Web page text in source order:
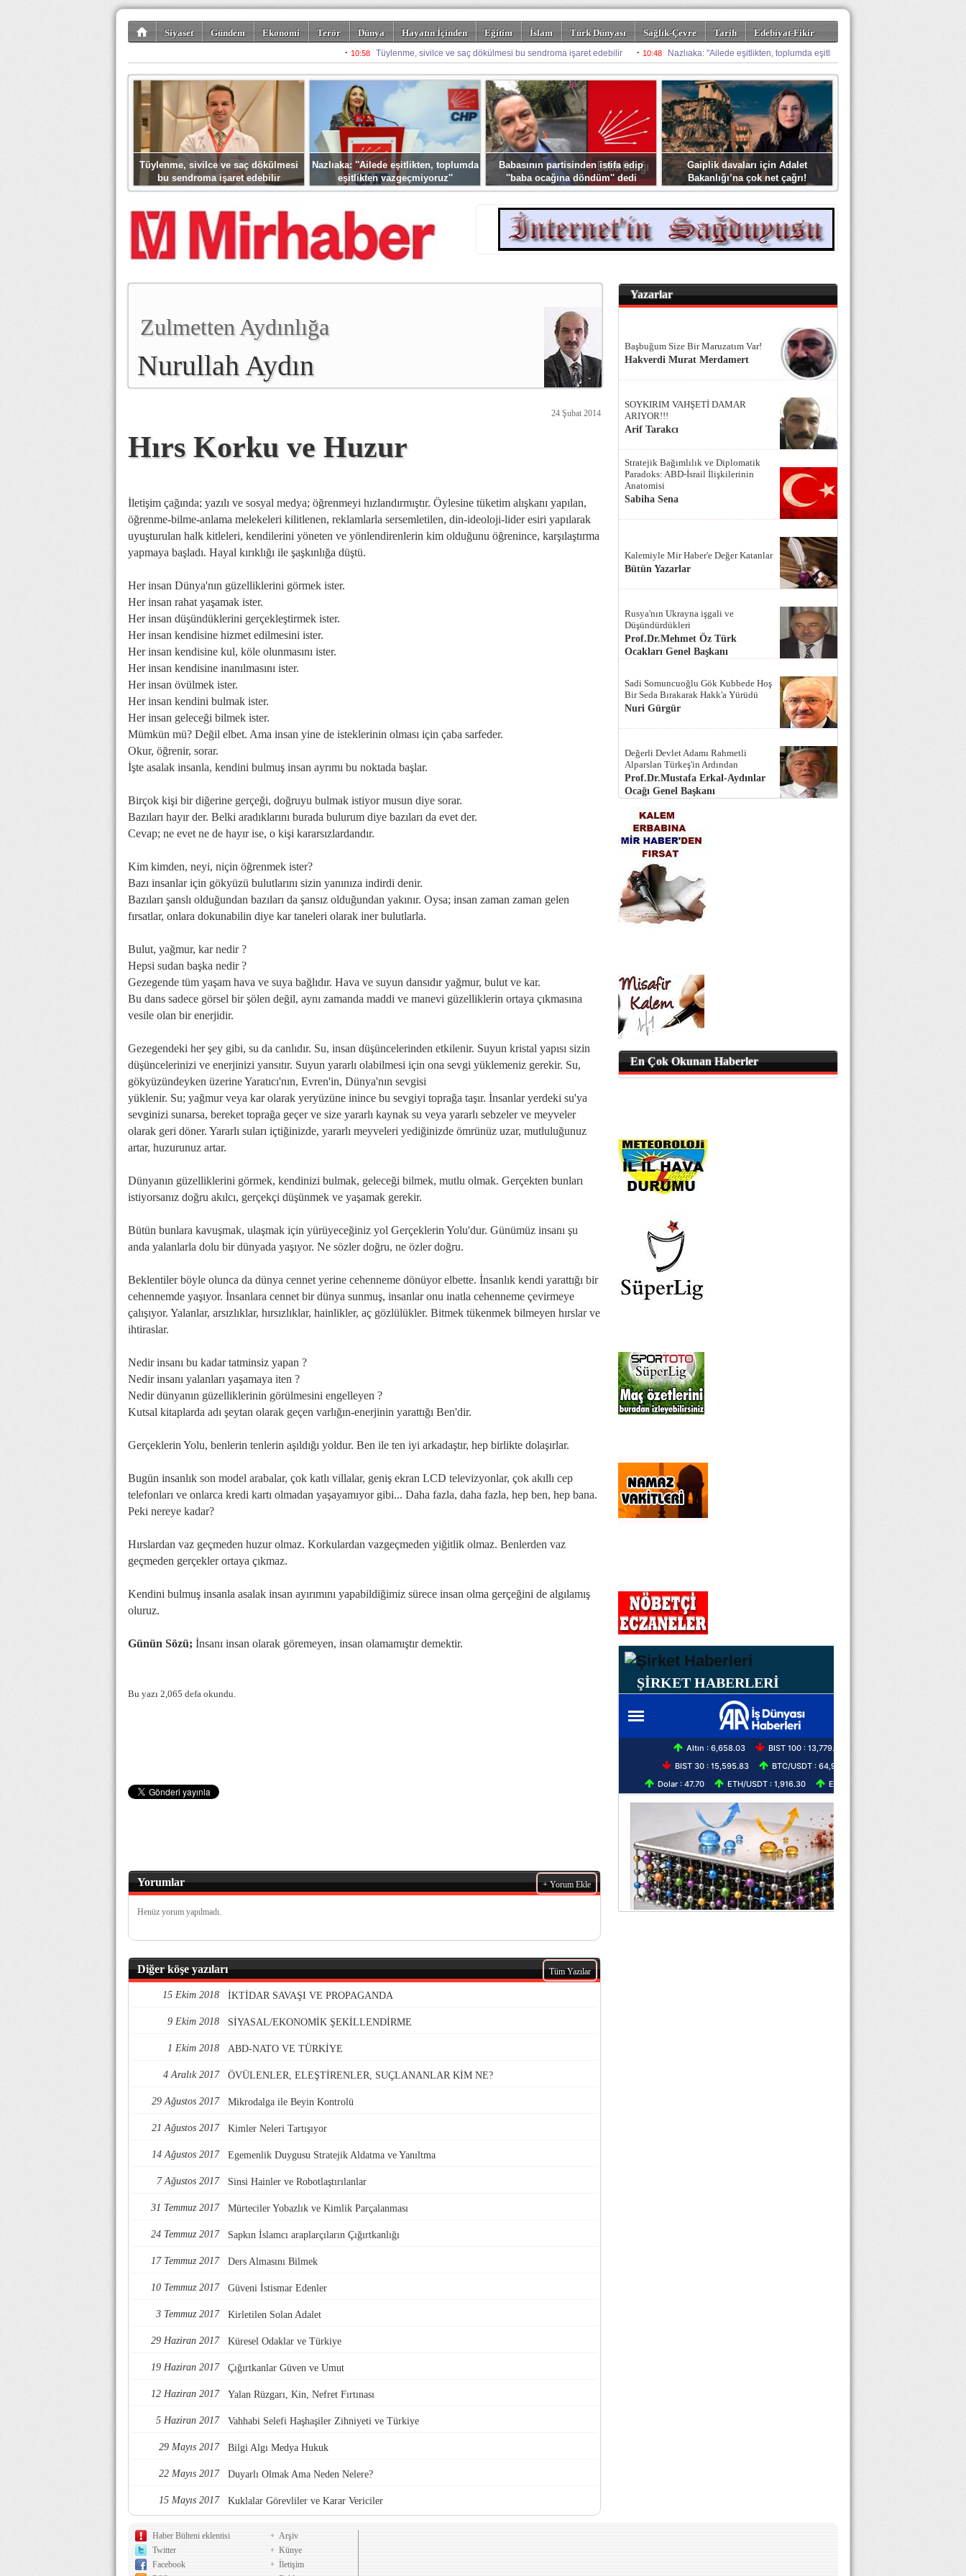
Siyaset Gündem Ekonomi Terör Dünya Hayatın İçinden Eğitim İslam Türk Dünyası Sağlık-Çevre Tarih
Edebiyat-Fikir
Spor Misafir Kalem Foto Galeriler
Tüylenme, sivilce ve saç dökülmesi
bu sendroma işaret edebilir
Nazlıaka: ''Ailede eşitlikten, toplumda
eşitlikten vazgeçmiyoruz''
Babasının partisinden istifa edip
''baba ocağına döndüm'' dedi
Gaiplik davaları için Adalet
Bakanlığı’na çok net çağrı!
Zulmetten Aydınlığa
Nurullah Aydın
24 Şubat 2014
Hırs Korku ve Huzur
İletişim çağında; yazılı ve sosyal medya; öğrenmeyi hızlandırmıştır. Öylesine tüketim alışkanı yapılan,
öğrenme-bilme-anlama melekeleri kilitlenen, reklamlarla sersemletilen, din-ideoloji-lider esiri yapılarak
uyuşturulan halk kitleleri, kendilerini yöneten ve yönlendirenlerin kim olduğunu öğrenince, karşılaştırma
yapmaya başladı. Hayal kırıklığı ile şaşkınlığa düştü.
Her insan Dünya'nın güzelliklerini görmek ister.
Her insan rahat yaşamak ister.
Her insan düşündüklerini gerçekleştirmek ister.
Her insan kendisine hizmet edilmesini ister.
Her insan kendisine kul, köle olunmasını ister.
Her insan kendisine inanılmasını ister.
Her insan övülmek ister.
Her insan kendini bulmak ister.
Her insan geleceği bilmek ister.
Mümkün mü? Değil elbet. Ama insan yine de isteklerinin olması için çaba sarfeder.
Okur, öğrenir, sorar.
İşte asalak insanla, kendini bulmuş insan ayrımı bu noktada başlar.
Birçok kişi bir diğerine gerçeği, doğruyu bulmak istiyor musun diye sorar.
Bazıları hayır der. Belki aradıklarını burada bulurum diye bazıları da evet der.
Cevap; ne evet ne de hayır ise, o kişi kararsızlardandır.
Kim kimden, neyi, niçin öğrenmek ister?
Bazı insanlar için gökyüzü bulutlarını sizin yanınıza indirdi denir.
Bazıları şanslı olduğundan bazıları da şansız olduğundan yakınır. Oysa; insan zaman zaman gelen
fırsatlar, onlara dokunabilin diye kar taneleri olarak iner bulutlarla.
Bulut, yağmur, kar nedir ?
Hepsi sudan başka nedir ?
Gezegende tüm yaşam hava ve suya bağlıdır. Hava ve suyun dansıdır yağmur, bulut ve kar.
Bu dans sadece görsel bir şölen değil, aynı zamanda maddi ve manevi güzelliklerin ortaya çıkmasına
vesile olan bir enerjidir.
Gezegendeki her şey gibi, su da canlıdır. Su, insan düşüncelerinden etkilenir. Suyun kristal yapısı sizin
düşüncelerinizi ve enerjinizi yansıtır. Suyun yararlı olabilmesi için ona sevgi yüklemeniz gerekir. Su,
gökyüzündeyken üzerine Yaratıcı'nın, Evren'in, Dünya'nın sevgisi
yüklenir. Su; yağmur veya kar olarak yeryüzüne inince bu sevgiyi toprağa taşır. İnsanlar yerdeki su'ya
sevginizi sunarsa, bereket toprağa geçer ve size yararlı kaynak su veya yararlı sebzeler ve meyveler
olarak geri döner. Yararlı suları içtiğinizde, yararlı meyveleri yediğinizde ömrünüz uzar, mutluluğunuz
artar, huzurunuz artar.
Dünyanın güzelliklerini görmek, kendinizi bulmak, geleceği bilmek, mutlu olmak. Gerçekten bunları
istiyorsanız doğru akılcı, gerçekçi düşünmek ve yaşamak gerekir.
Bütün bunlara kavuşmak, ulaşmak için yürüyeceğiniz yol Gerçeklerin Yolu'dur. Günümüz insanı şu
anda yalanlarla dolu bir dünyada yaşıyor. Ne sözler doğru, ne özler doğru.
Beklentiler böyle olunca da dünya cennet yerine cehenneme dönüyor elbette. İnsanlık kendi yarattığı bir
cehennemde yaşıyor. İnsanlara cennet bir dünya sunmuş, insanlar onu inatla cehenneme çevirmeye
çalışıyor. Yalanlar, arsızlıklar, hırsızlıklar, hainlikler, aç gözlülükler. Bitmek tükenmek bilmeyen hırslar ve
ihtiraslar.
Nedir insanı bu kadar tatminsiz yapan ?
Nedir insanı yalanları yaşamaya iten ?
Nedir dünyanın güzelliklerinin görülmesini engelleyen ?
Kutsal kitaplarda adı şeytan olarak geçen varlığın-enerjinin yarattığı Ben'dir.
Gerçeklerin Yolu, benlerin tenlerin aşıldığı yoldur. Ben ile ten iyi arkadaştır, hep birlikte dolaşırlar.
Bugün insanlık son model arabalar, çok katlı villalar, geniş ekran LCD televizyonlar, çok akıllı cep
telefonları ve onlarca kredi kartı olmadan yaşayamıyor gibi... Daha fazla, daha fazla, hep ben, hep bana.
Peki nereye kadar?
Hırslardan vaz geçmeden huzur olmaz. Korkulardan vazgeçmeden yiğitlik olmaz. Benlerden vaz
geçmeden gerçekler ortaya çıkmaz.
Kendini bulmuş insanla asalak insan ayırımını yapabildiğimiz sürece insan olma gerçeğini de algılamış
oluruz.
Günün Sözü; İnsanı insan olarak göremeyen, insan olamamıştır demektir.
Bu yazı 2,065 defa okundu.
Yorumlar + Yorum Ekle
Henüz yorum yapılmadı.
Diğer köşe yazıları Tüm Yazılar
15 Ekim 2018 İKTİDAR SAVAŞI VE PROPAGANDA
9 Ekim 2018 SİYASAL/EKONOMİK ŞEKİLLENDİRME
1 Ekim 2018 ABD-NATO VE TÜRKİYE
4 Aralık 2017 ÖVÜLENLER, ELEŞTİRENLER, SUÇLANANLAR KİM NE?
29 Ağustos 2017 Mikrodalga ile Beyin Kontrolü
21 Ağustos 2017 Kimler Neleri Tartışıyor
14 Ağustos 2017 Egemenlik Duygusu Stratejik Aldatma ve Yanıltma
7 Ağustos 2017 Sinsi Hainler ve Robotlaştırılanlar
31 Temmuz 2017 Mürteciler Yobazlık ve Kimlik Parçalanması
24 Temmuz 2017 Sapkın İslamcı araplarçıların Çığırtkanlığı
17 Temmuz 2017 Ders Almasını Bilmek
10 Temmuz 2017 Güveni İstismar Edenler
3 Temmuz 2017 Kirletilen Solan Adalet
29 Haziran 2017 Küresel Odaklar ve Türkiye
19 Haziran 2017 Çığırtkanlar Güven ve Umut
12 Haziran 2017 Yalan Rüzgarı, Kin, Nefret Fırtınası
5 Haziran 2017 Vahhabi Selefi Haşhaşiler Zihniyeti ve Türkiye
29 Mayıs 2017 Bilgi Algı Medya Hukuk
22 Mayıs 2017 Duyarlı Olmak Ama Neden Nelere?
15 Mayıs 2017 Kuklalar Görevliler ve Karar Vericiler
Yazarlar
Başbuğum Size Bir Maruzatım Var!
Hakverdi Murat Merdamert
SOYKIRIM VAHŞETİ DAMAR
ARIYOR!!!
Arif Tarakcı
Stratejik Bağımlılık ve Diplomatik
Paradoks: ABD-İsrail İlişkilerinin
Anatomisi
Sabiha Sena
Kalemiyle Mir Haber'e Değer Katanlar
Bütün Yazarlar
Rusya'nın Ukrayna işgali ve
Düşündürdükleri
Prof.Dr.Mehmet Öz Türk
Ocakları Genel Başkanı
Sadi Somuncuoğlu Gök Kubbede Hoş
Bir Seda Bırakarak Hakk'a Yürüdü
Nuri Gürgür
Değerli Devlet Adamı Rahmetli
Alparslan Türkeş'in Ardından
Prof.Dr.Mustafa Erkal-Aydınlar
Ocağı Genel Başkanı
En Çok Okunan Haberler
ŞİRKET HABERLERİ
Haber Bülteni eklentisi
Twitter
Facebook
Arşiv
Künye
İletişim